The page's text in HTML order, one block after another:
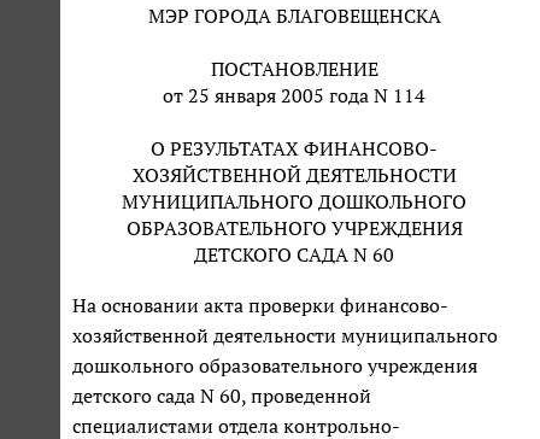
МЭР ГОРОДА БЛАГОВЕЩЕНСКА
ПОСТАНОВЛЕНИЕ
от 25 января 2005 года N 114
О РЕЗУЛЬТАТАХ ФИНАНСОВО-
ХОЗЯЙСТВЕННОЙ ДЕЯТЕЛЬНОСТИ
МУНИЦИПАЛЬНОГО ДОШКОЛЬНОГО
ОБРАЗОВАТЕЛЬНОГО УЧРЕЖДЕНИЯ
ДЕТСКОГО САДА N 60
На основании акта проверки финансово-
хозяйственной деятельности муниципального
дошкольного образовательного учреждения
детского сада N 60, проведенной
специалистами отдела контрольно-